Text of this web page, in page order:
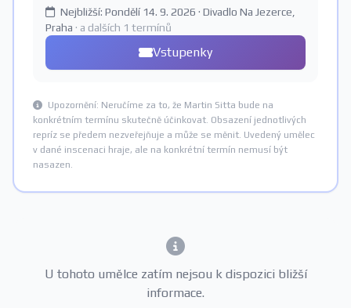
Nejbližší: Pondělí 14. 9. 2026 · Divadlo Na Jezerce,
Praha · a dalších 1 termínů
Vstupenky
Upozornění: Neručíme za to, že Martin Sitta bude na
konkrétním termínu skutečně účinkovat. Obsazení jednotlivých
repríz se předem nezveřejňuje a může se měnit. Uvedený umělec
v dané inscenaci hraje, ale na konkrétní termín nemusí být
nasazen.
U tohoto umělce zatím nejsou k dispozici bližší
informace.